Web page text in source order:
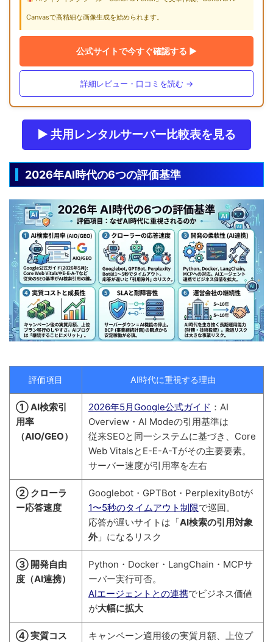
Canvasで高精細な画像生成を始められます。
公式サイトで今すぐ確認する ▶
詳細レビュー・口コミを読む →
▶ 共用レンタルサーバー比較表を見る
2026年AI時代の6つの評価基準
評価項目 AI時代に重視する理由
① AI検索引
用率
（AIO/GEO）
2026年5月Google公式ガイド ：AI
Overview・AI Modeの引用基準は
従来SEOと同一システムに基づき、Core
Web VitalsとE-E-A-Tがその主要要素。
サーバー速度が引用率を左右
② クローラ
ー応答速度
Googlebot・GPTBot・PerplexityBotが
1〜5秒のタイムアウト制限で巡回。
応答が遅いサイトは「AI検索の引用対象
外」になるリスク
③ 開発自由
度（AI連携）
Python・Docker・LangChain・MCPサ
ーバー実行可否。
AIエージェントとの連携でビジネス価値
が大幅に拡大
④ 実質コス
キャンペーン適用後の実質月額、上位プ